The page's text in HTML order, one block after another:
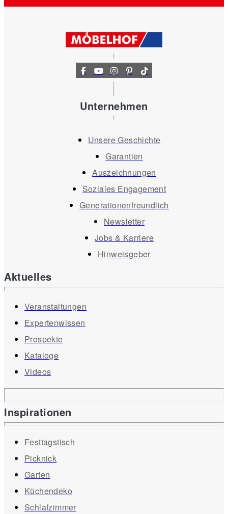
Unternehmen
Unsere Geschichte
Garantien
Auszeichnungen
Soziales Engagement
Generationenfreundlich
Newsletter
Jobs & Karriere
Hinweisgeber
Aktuelles
Veranstaltungen
Expertenwissen
Prospekte
Kataloge
Videos
Inspirationen
Festtagstisch
Picknick
Garten
Küchendeko
Schlafzimmer